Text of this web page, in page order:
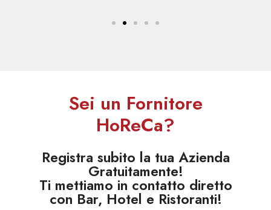
Sei un Fornitore
HoReCa?
Registra subito la tua Azienda
Gratuitamente!
Ti mettiamo in contatto diretto
con Bar, Hotel e Ristoranti!